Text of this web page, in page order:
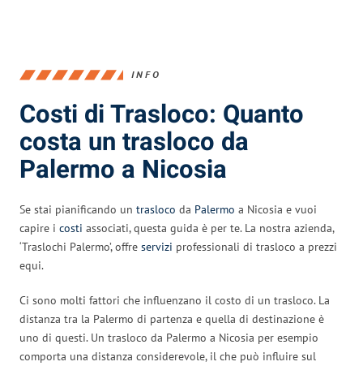
INFO
Costi di Trasloco: Quanto
costa un trasloco da
Palermo a Nicosia
Se stai pianificando un trasloco da Palermo a Nicosia e vuoi
capire i costi associati, questa guida è per te. La nostra azienda,
‘Traslochi Palermo’, offre servizi professionali di trasloco a prezzi
equi.
Ci sono molti fattori che influenzano il costo di un trasloco. La
distanza tra la Palermo di partenza e quella di destinazione è
uno di questi. Un trasloco da Palermo a Nicosia per esempio
comporta una distanza considerevole, il che può influire sul